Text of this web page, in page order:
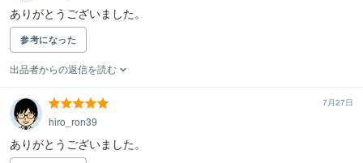
ありがとうございました。
参考になった
出品者からの返信を読む
7月27日
hiro_ron39
ありがとうございました。